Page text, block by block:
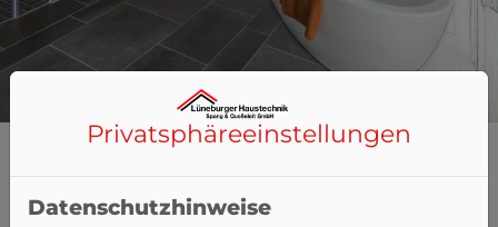
Privatsphäre­einstellungen
Datenschutzhinweise